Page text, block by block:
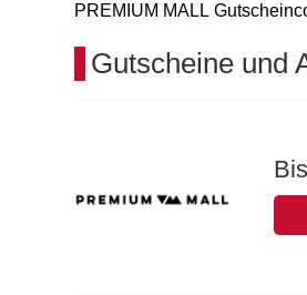
PREMIUM MALL
Gutscheine und